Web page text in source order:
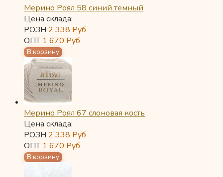
Мерино Роял 58 синий темный
Цена склада:
РОЗН 2 338 Руб
ОПТ 1 670 Руб
Мерино Роял 67 слоновая кость
Цена склада:
РОЗН 2 338 Руб
ОПТ 1 670 Руб